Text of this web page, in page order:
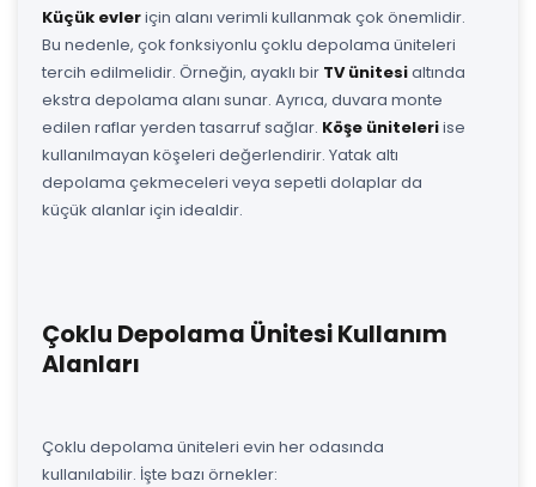
Küçük evleriçin alanı verimli kullanmak çok önemlidir.
Bu nedenle, çok fonksiyonlu çoklu depolama üniteleri
tercih edilmelidir. Örneğin, ayaklı bir TV ünitesialtında
ekstra depolama alanı sunar. Ayrıca, duvara monte
edilen raflar yerden tasarruf sağlar. Köşe üniteleriise
kullanılmayan köşeleri değerlendirir. Yatak altı
depolama çekmeceleri veya sepetli dolaplar da
küçük alanlar için idealdir.
Çoklu Depolama Ünitesi Kullanım
Alanları
Çoklu depolama üniteleri evin her odasında
kullanılabilir. İşte bazı örnekler: